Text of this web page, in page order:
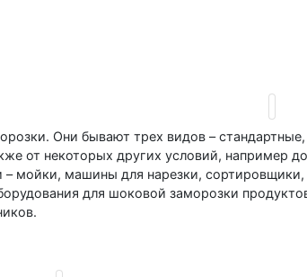
Они бывают трех видов –
от некоторых других условий, например
– мойки, машины для нарезки,
для шоковой заморозки